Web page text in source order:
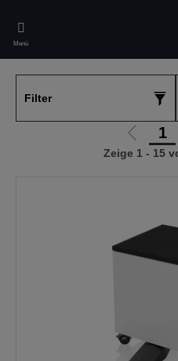
main
content
Menü
Filter
Zur
1
Zeige 1 - 15